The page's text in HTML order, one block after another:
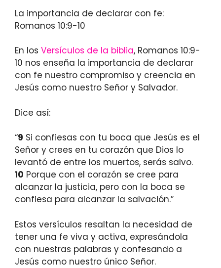
La importancia de declarar con fe:
Romanos 10:9-10
En los Versículos de la biblia, Romanos 10:9-
10 nos enseña la importancia de declarar
con fe nuestro compromiso y creencia en
Jesús como nuestro Señor y Salvador.
Dice así:
“9 Si confiesas con tu boca que Jesús es el
Señor y crees en tu corazón que Dios lo
levantó de entre los muertos, serás salvo.
10 Porque con el corazón se cree para
alcanzar la justicia, pero con la boca se
confiesa para alcanzar la salvación.”
Estos versículos resaltan la necesidad de
tener una fe viva y activa, expresándola
con nuestras palabras y confesando a
Jesús como nuestro único Señor.